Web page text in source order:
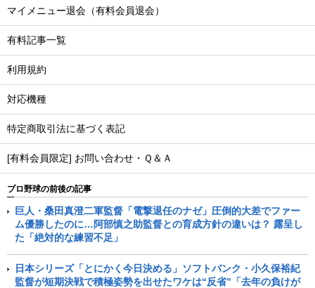
マイメニュー退会（有料会員退会）
有料記事一覧
利用規約
対応機種
特定商取引法に基づく表記
[有料会員限定] お問い合わせ・Ｑ＆Ａ
プロ野球の前後の記事
巨人・桑田真澄二軍監督「電撃退任のナゼ」圧倒的大差でファー
ム優勝したのに…阿部慎之助監督との育成方針の違いは？ 露呈し
た「絶対的な練習不足」
日本シリーズ「とにかく今日決める」ソフトバンク・小久保裕紀
監督が短期決戦で積極姿勢を出せたワケは“反省”「去年の負けが